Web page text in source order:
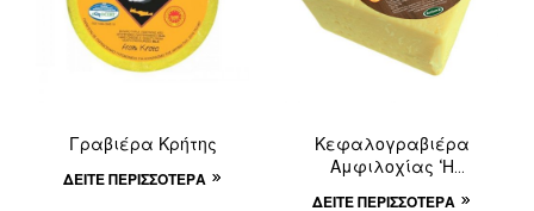
Γραβιέρα Κρήτης
ΔΕΊΤΕ ΠΕΡΙΣΣΌΤΕΡΑ
Κεφαλογραβιέρα
Αμφιλοχίας ‘Η
ΔΕΊΤΕ ΠΕΡΙΣΣΌΤΕΡΑ